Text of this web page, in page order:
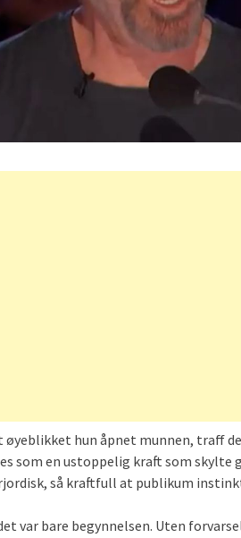
øyeblikket hun åpnet munnen, traff
som en ustoppelig kraft som skylte
så kraftfull at publikum
var bare begynnelsen. Uten